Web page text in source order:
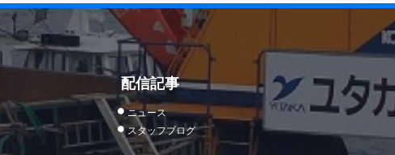
配信記事
ニュース
スタッフブログ